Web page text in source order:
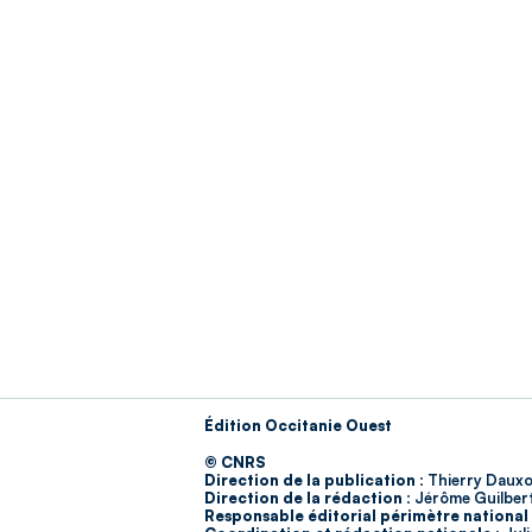
Édition Occitanie Ouest
© CNRS
Direction de la publication : Thierry
Direction de la rédaction : Jérôme
Responsable éditorial périmètre national